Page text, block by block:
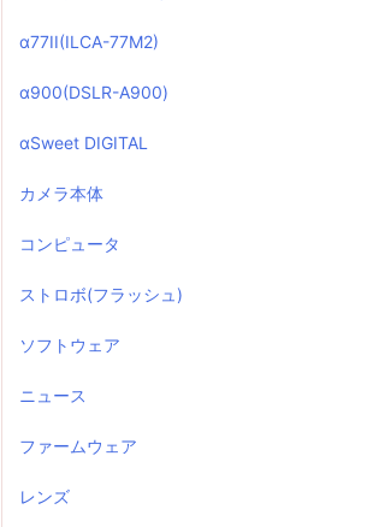
α77II(ILCA-77M2)
α900(DSLR-A900)
αSweet DIGITAL
カメラ本体
コンピュータ
ストロボ(フラッシュ)
ソフトウェア
ニュース
ファームウェア
レンズ